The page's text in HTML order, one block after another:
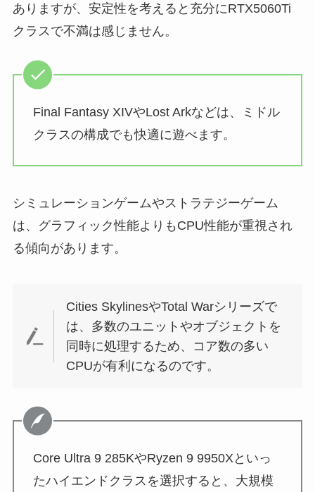
ありますが、安定性を考えると充分にRTX5060Ti
クラスで不満は感じません。
Final Fantasy XIVやLost Arkなどは、ミドル
クラスの構成でも快適に遊べます。
シミュレーションゲームやストラテジーゲーム
は、グラフィック性能よりもCPU性能が重視され
る傾向があります。
Cities SkylinesやTotal Warシリーズで
は、多数のユニットやオブジェクトを
同時に処理するため、コア数の多い
CPUが有利になるのです。
Core Ultra 9 285KやRyzen 9 9950Xといっ
たハイエンドクラスを選択すると、大規模